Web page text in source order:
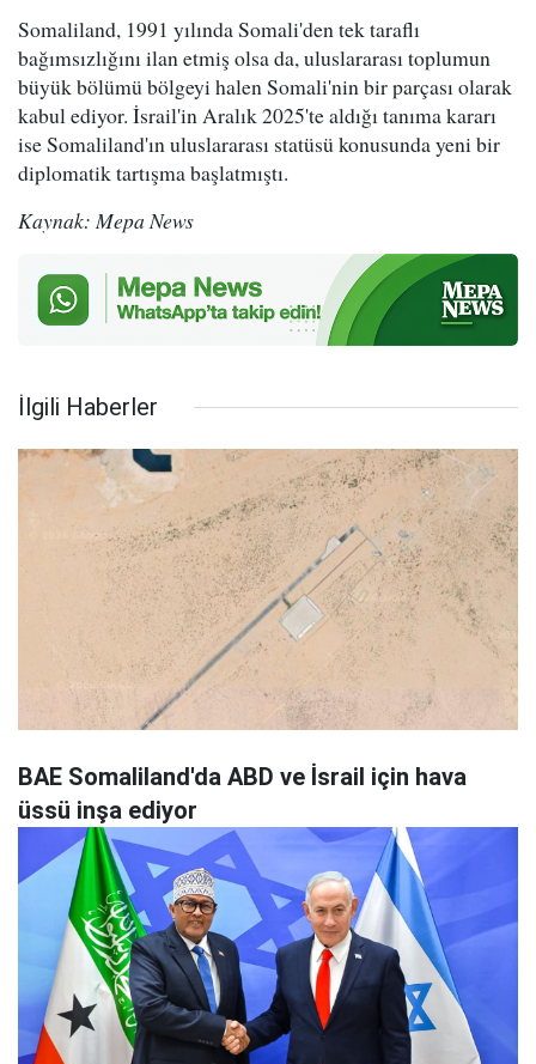
Somaliland, 1991 yılında Somali'den tek taraflı
bağımsızlığını ilan etmiş olsa da, uluslararası toplumun
büyük bölümü bölgeyi halen Somali'nin bir parçası olarak
kabul ediyor. İsrail'in Aralık 2025'te aldığı tanıma kararı
ise Somaliland'ın uluslararası statüsü konusunda yeni bir
diplomatik tartışma başlatmıştı.
Kaynak: Mepa News
İlgili Haberler
BAE Somaliland'da ABD ve İsrail için hava
üssü inşa ediyor